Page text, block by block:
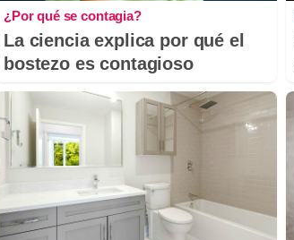
¿Por qué se contagia?
La ciencia explica por qué el
bostezo es contagioso